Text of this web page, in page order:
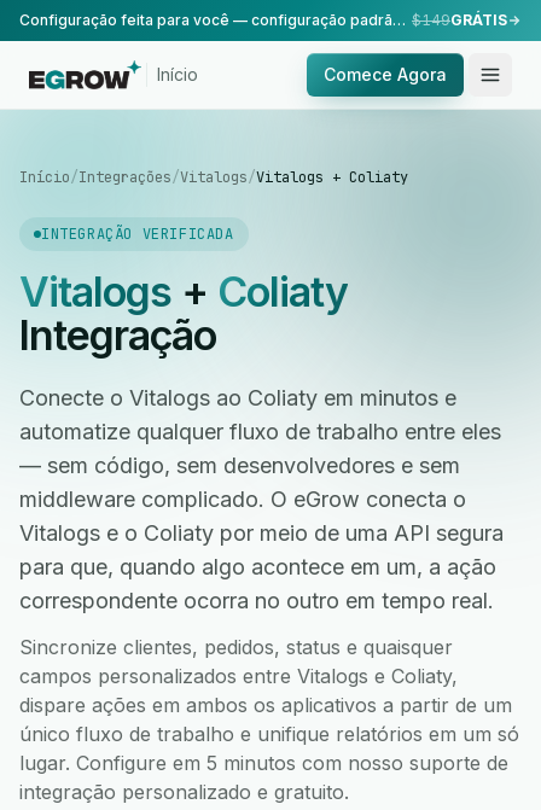
Configuração feita para você — configuração padrão, realizada pela nossa equipe. $149GRÁTIS
Início Comece Agora
Início/Integrações/Vitalogs/Vitalogs + Coliaty
INTEGRAÇÃO VERIFICADA
Vitalogs+ Coliaty
Integração
Conecte o Vitalogs ao Coliaty em minutos e
automatize qualquer fluxo de trabalho entre eles
— sem código, sem desenvolvedores e sem
middleware complicado. O eGrow conecta o
Vitalogs e o Coliaty por meio de uma API segura
para que, quando algo acontece em um, a ação
correspondente ocorra no outro em tempo real.
Sincronize clientes, pedidos, status e quaisquer
campos personalizados entre Vitalogs e Coliaty,
dispare ações em ambos os aplicativos a partir de um
único fluxo de trabalho e unifique relatórios em um só
lugar. Configure em 5 minutos com nosso suporte de
integração personalizado e gratuito.